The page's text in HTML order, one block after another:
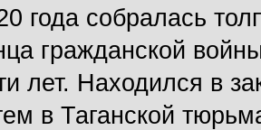
года собралась
гражданской
лет. Находился в
в Таганской